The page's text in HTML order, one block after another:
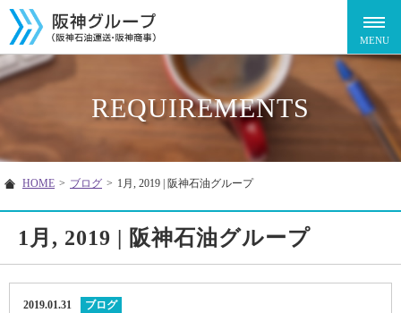
REQUIREMENTS
HOME > ブログ > 1月, 2019 | 阪神石油グループ
1月, 2019 | 阪神石油グループ
2019.01.31 ブログ